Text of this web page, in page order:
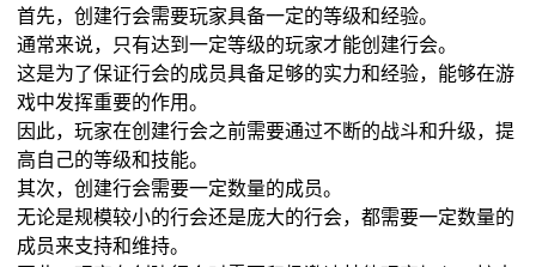
首先，创建行会需要玩家具备一定的等级和经验。
通常来说，只有达到一定等级的玩家才能创建行会。
这是为了保证行会的成员具备足够的实力和经验，能够在游
戏中发挥重要的作用。
因此，玩家在创建行会之前需要通过不断的战斗和升级，提
高自己的等级和技能。
其次，创建行会需要一定数量的成员。
无论是规模较小的行会还是庞大的行会，都需要一定数量的
成员来支持和维持。